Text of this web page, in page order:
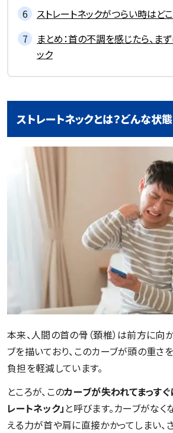
ストレートネックがつらい時はど
まとめ：首の不調を感じたら、ま
ック
ストレートネックとは？どんな状
本来、人間の首の骨（頚椎）は前方に向
ブを描いており、このカーブが頭の重さ
負担を軽減しています。
ところが、このカーブが失われてまっすぐ
レートネック」 と呼びます。カーブがなく
える力が首や肩に直接かかってしまい